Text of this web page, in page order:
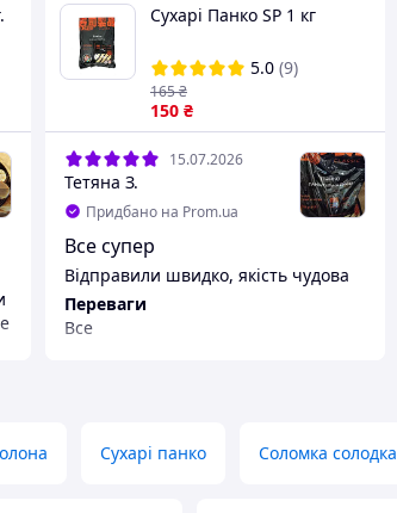
Сухарі Панко SP 1 кг
5.0 (9)
150 ₴
165₴
15.07.2026
Тетяна З.
Придбано на Prom.ua
Все супер
Відправили швидко, якість чудова
Переваги
Все
Сухарі панко Соломка солодка